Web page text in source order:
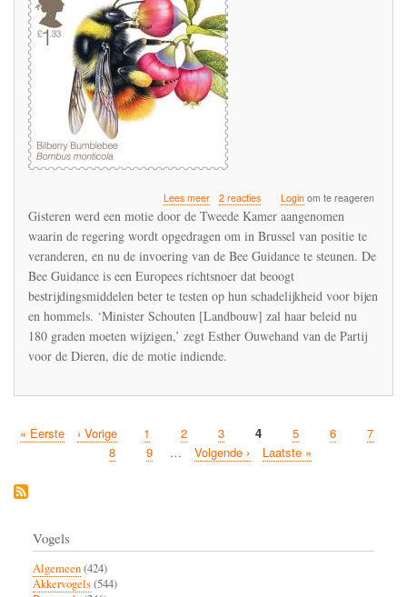
Lees meerover
Tweede
roept
minister
Schouten
de
orde:
Nederland
moet
2 reacties Loginom te reageren
Gisteren werd een motie door de Tweede Kamer aangenomen
waarin de regering wordt opgedragen om in Brussel van positie te
veranderen, en nu de invoering van de Bee Guidance te steunen. De
Bee Guidance is een Europees richtsnoer dat beoogt
bestrijdingsmiddelen beter te testen op hun schadelijkheid voor bijen
en hommels. ‘Minister Schouten [Landbouw] zal haar beleid nu
180 graden moeten wijzigen,’ zegt Esther Ouwehand van de Partij
voor de Dieren, die de motie indiende.
Paginatie
Eerste
« Eerste
Vorige
pagina
‹ Vorige Pagina
1 Pagina
2 Pagina
3
Huidige
pagina
4 Pagina
5 Pagina
6 Pagina
7
Pagina
8 Pagina
9 …
Volgende
Volgende ›
Laatste
Laatste »
Vogels
Algemeen(424)
Akkervogels(544)